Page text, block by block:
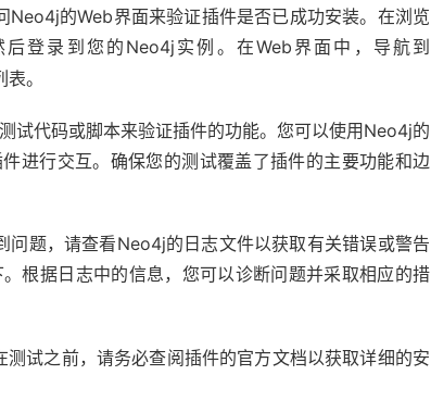
Neo4j的Web界面来验证插件是否已成功安装。在浏览
后登录到您的Neo4j实例。在Web界面中，导航到
。
试代码或脚本来验证插件的功能。您可以使用Neo4j的
进行交互。确保您的测试覆盖了插件的主要功能和边
问题，请查看Neo4j的日志文件以获取有关错误或警告
。根据日志中的信息，您可以诊断问题并采取相应的措
试之前，请务必查阅插件的官方文档以获取详细的安